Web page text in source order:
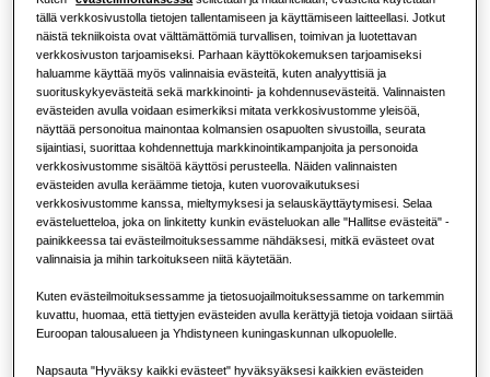
Mikä on ilmastointilaite ja miten se
toimii?
KAUPALLISET RATKAISUT
Hotellit
Vähittäismyynti
Ravintola
Toimisto
Kestävyys
Lämpöpumppuratkaisut
RATKAISUJA LIIKERAKENNUKSIIN
Ilmastointiratkaisut
Ohjauslaitteet
Merkittävimmät tuotteet
tällä verkkosivustolla tietojen tallentamiseen ja käyttämiseen laitteellasi. Jotkut
näistä tekniikoista ovat välttämättömiä turvallisen, toimivan ja luotettavan
verkkosivuston tarjoamiseksi. Parhaan käyttökokemuksen tarjoamiseksi
haluamme käyttää myös valinnaisia evästeitä, kuten analyyttisiä ja
suorituskykyevästeitä sekä markkinointi- ja kohdennusevästeitä. Valinnaisten
evästeiden avulla voidaan esimerkiksi mitata verkkosivustomme yleisöä,
näyttää personoitua mainontaa kolmansien osapuolten sivustoilla, seurata
sijaintiasi, suorittaa kohdennettuja markkinointikampanjoita ja personoida
verkkosivustomme sisältöä käyttösi perusteella. Näiden valinnaisten
evästeiden avulla keräämme tietoja, kuten vuorovaikutuksesi
verkkosivustomme kanssa, mieltymyksesi ja selauskäyttäytymisesi. Selaa
evästeluetteloa, joka on linkitetty kunkin evästeluokan alle "Hallitse evästeitä" -
painikkeessa tai evästeilmoituksessamme nähdäksesi, mitkä evästeet ovat
valinnaisia ja mihin tarkoitukseen niitä käytetään.
Kuten evästeilmoituksessamme ja tietosuojailmoituksessamme on tarkemmin
kuvattu, huomaa, että tiettyjen evästeiden avulla kerättyjä tietoja voidaan siirtää
Euroopan talousalueen ja Yhdistyneen kuningaskunnan ulkopuolelle.
Napsauta "Hyväksy kaikki evästeet" hyväksyäksesi kaikkien evästeiden